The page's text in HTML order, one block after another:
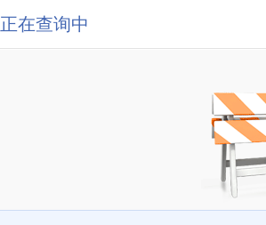
正在查询中